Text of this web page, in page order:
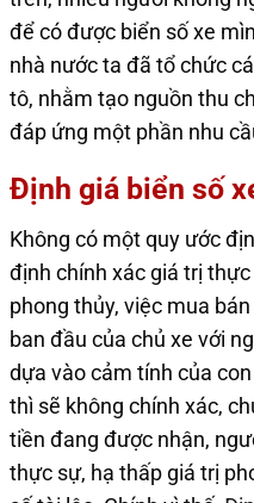
để có được biển số xe
nhà nước ta đã tổ chức
tô, nhằm tạo nguồn thu
đáp ứng một phần nhu
Định giá biển số
Không có một quy ước
định chính xác giá trị
phong thủy, việc mua
ban đầu của chủ xe với
dựa vào cảm tính của
thì sẽ không chính xác,
tiền đang được nhận,
thực sự, hạ thấp giá trị